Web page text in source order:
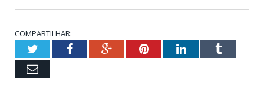
COMPARTILHAR:
TwitterFacebookGoogle+PinterestLinkedInTumblr
Email